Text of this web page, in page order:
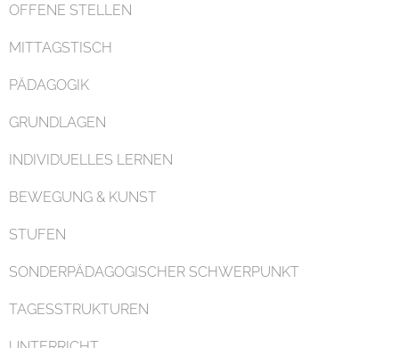
Organisation
OFFENE STELLEN
MITTAGSTISCH
PÄDAGOGIK
GRUNDLAGEN
INDIVIDUELLES LERNEN
BEWEGUNG & KUNST
STUFEN
SONDERPÄDAGOGISCHER SCHWERPUNKT
TAGESSTRUKTUREN